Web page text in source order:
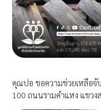
คุณปอ ขอความช่วยเหลือจั
100 ถนนรามคำแหง แขวง